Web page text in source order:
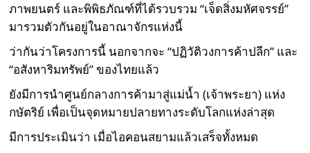
ภาพยนตร์ และพิพิธภัณฑ์ที่ได้รวบรวม “เจ็ดสิ่งมหัศจรรย์”
มารวมตัวกันอยู่ในอาณาจักรแห่งนี้
ว่ากันว่าโครงการนี้ นอกจากจะ “ปฏิวัติวงการค้าปลีก” และ
“อสังหาริมทรัพย์” ของไทยแล้ว
ยังมีการนำศูนย์กลางการค้ามาสู่แม่น้ำ (เจ้าพระยา) แห่ง
กษัตริย์ เพื่อเป็นจุดหมายปลายทางระดับโลกแห่งล่าสุด
มีการประเมินว่า เมื่อไอคอนสยามแล้วเสร็จทั้งหมด